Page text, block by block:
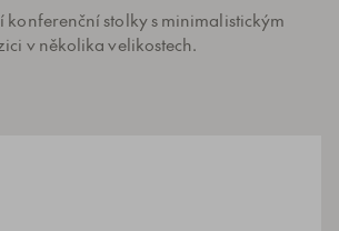
konferenční stolky s minimalistickým
v několika velikostech.